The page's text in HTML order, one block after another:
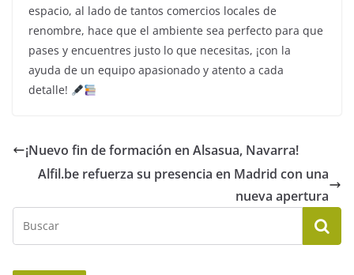
espacio, al lado de tantos comercios locales de
renombre, hace que el ambiente sea perfecto para que
pases y encuentres justo lo que necesitas, ¡con la
ayuda de un equipo apasionado y atento a cada
detalle!
¡Nuevo fin de formación en Alsasua, Navarra!
Alfil.be refuerza su presencia en Madrid con una
nueva apertura